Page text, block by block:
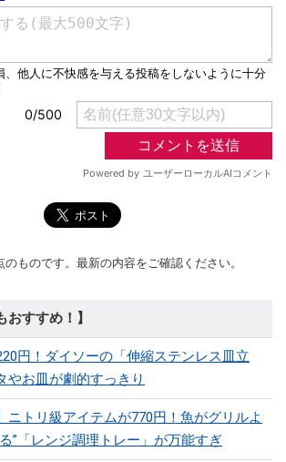
ものです。最新の内容をご確認ください。
おすすめ！】
円！ダイソーの「伸縮ステンレス皿立
やお皿が劇的すっきり
ニトリ級アイテムが770円！魚がグリルよ
”「レンジ調理トレー」が万能すぎ